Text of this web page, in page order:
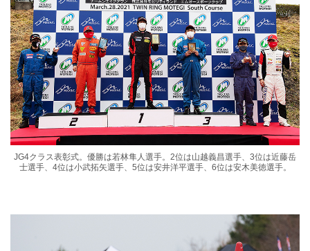
JG4クラス表彰式。優勝は若林隼人選手。2位は山越義昌選手、3位は近藤岳
士選手、4位は小武拓矢選手、5位は安井洋平選手、6位は安木美徳選手。